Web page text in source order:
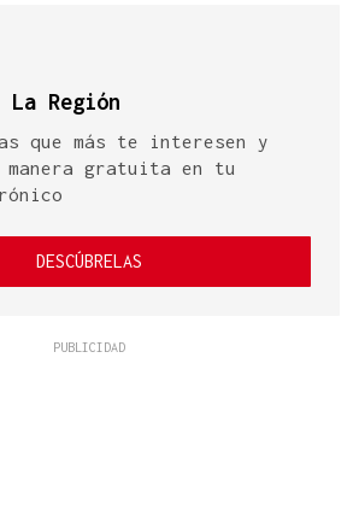
Región
que más te interesen y
gratuita en tu
DESCÚBRELAS